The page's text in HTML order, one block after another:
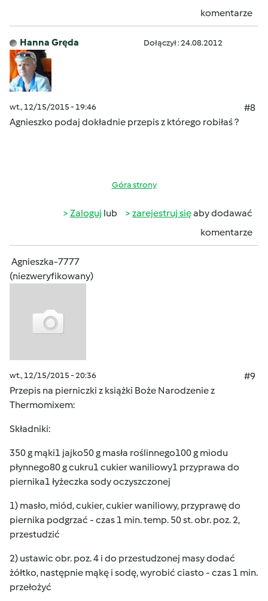
komentarze
Hanna Gręda Dołączył : 24.08.2012
wt., 12/15/2015 - 19:46
#8
Agnieszko podaj dokładnie przepis z którego robiłaś ?
Góra strony
Zaloguj lub zarejestruj sięaby dodawać
komentarze
Agnieszka-7777
(niezweryfikowany)
wt., 12/15/2015 - 20:36
#9
Przepis na pierniczki z książki Boże Narodzenie z
Thermomixem:
Składniki:
350 g mąki1 jajko50 g masła roślinnego100 g miodu
płynnego80 g cukru1 cukier waniliowy1 przyprawa do
piernika1 łyżeczka sody oczyszczonej
1) masło, miód, cukier, cukier waniliowy, przyprawę do
piernika podgrzać - czas 1 min. temp. 50 st. obr. poz. 2,
przestudzić
2) ustawic obr. poz. 4 i do przestudzonej masy dodać
żółtko, następnie mąkę i sodę, wyrobić ciasto - czas 1 min.
przełożyć